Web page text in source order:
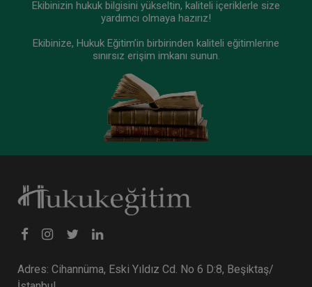
Sertifika Tekrar İzle Ekli Dosya
VII. MEDENİ HUKUK KONGRESİ (Erken Kayıt
11:00 - 19:00
Eğitim Saati
480
Dakika
Sepete Ekle
Tüketici Hukuku Enstitüsü
Ekibinizin hukuk bilgisini yükseltin, kaliteli içeriklerle size
yardımcı olmaya hazırız!
Ekibinize, Hukuk Eğitim’in birbirinden kaliteli eğitimlerine
sınırsız erişim imkanı sunun.
Adres: Cihannüma, Eski Yıldız Cd. No 6 D:8, Beşiktaş/